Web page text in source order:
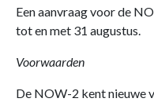
Een aanvraag voor de
tot en met 31 augustus.
Voorwaarden
De NOW-2 kent nieuwe